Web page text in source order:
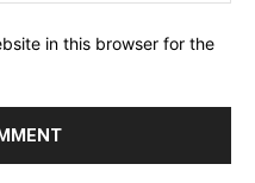
in this browser for the